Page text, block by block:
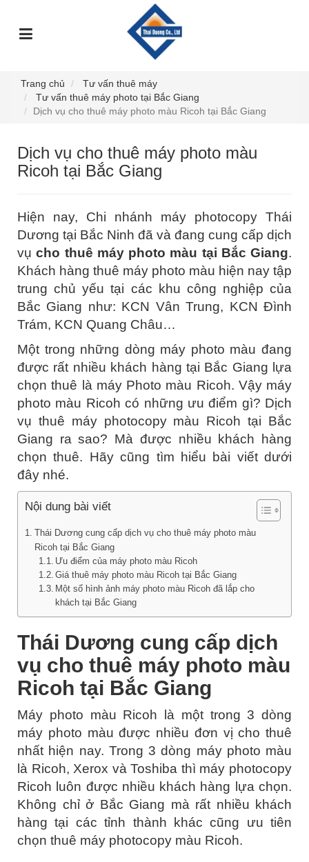
CHỦ
THIỆU
VỤ
KIỆN
TƯ
PHẨM
Trang chủ
Tư vấn thuê máy
Tư vấn thuê máy photo tại Bắc Giang
Dịch vụ cho thuê máy photo màu Ricoh tại Bắc Giang
Dịch vụ cho thuê máy photo màu
Ricoh tại Bắc Giang
Hiện nay, Chi nhánh máy photocopy Thái
Dương tại Bắc Ninh đã và đang cung cấp dịch
vụcho thuê máy photo màu tại Bắc Giang.
Khách hàng thuê máy photo màu hiện nay tập
trung chủ yếu tại các khu công nghiệp của
Bắc Giang như: KCN Vân Trung, KCN Đình
Trám, KCN Quang Châu…
Một trong những dòng máy photo màu đang
được rất nhiều khách hàng tại Bắc Giang lựa
chọn thuê là máy Photo màu Ricoh. Vậy máy
photo màu Ricoh có những ưu điểm gì? Dịch
vụ thuê máy photocopy màu Ricoh tại Bắc
Giang ra sao? Mà được nhiều khách hàng
chọn thuê. Hãy cũng tìm hiểu bài viết dưới
đây nhé.
Nội dung bài viết
Thái Dương cung cấp dịch vụ cho thuê máy photo màu
Ricoh tại Bắc Giang
Ưu điểm của máy photo màu Ricoh
Giá thuê máy photo màu Ricoh tại Bắc Giang
Một số hình ảnh máy photo màu Ricoh đã lắp cho
khách tại Bắc Giang
Thái Dương cung cấp dịch
vụ cho thuê máy photo màu
Ricoh tại Bắc Giang
Máy photo màu Ricoh là một trong 3 dòng
máy photo màu được nhiều đơn vị cho thuê
nhất hiện nay. Trong 3 dòng máy photo màu
là Ricoh, Xerox và Toshiba thì máy photocopy
Ricoh luôn được nhiều khách hàng lựa chọn.
Không chỉ ở Bắc Giang mà rất nhiều khách
hàng tại các tỉnh thành khác cũng ưu tiên
chọn thuê máy photocopy màu Ricoh.